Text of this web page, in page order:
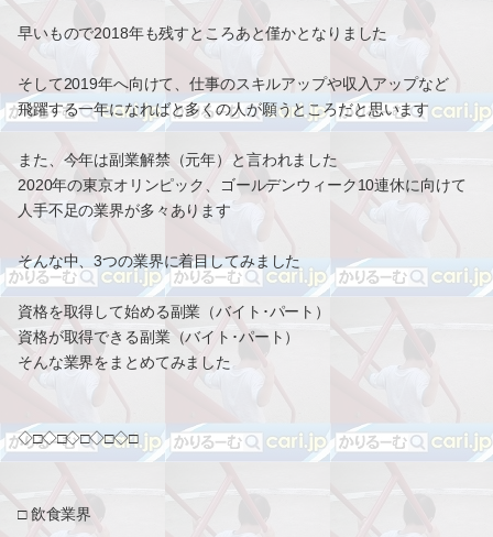
早いもので2018年も残すところあと僅かとなりました
そして2019年へ向けて、仕事のスキルアップや収入アップなど
飛躍する一年になればと多くの人が願うところだと思います
また、今年は副業解禁（元年）と言われました
2020年の東京オリンピック、ゴールデンウィーク10連休に向けて
人手不足の業界が多々あります
そんな中、3つの業界に着目してみました
資格を取得して始める副業（バイト･パート）
資格が取得できる副業（バイト･パート）
そんな業界をまとめてみました
◇□◇□◇□◇□◇□
□ 飲食業界